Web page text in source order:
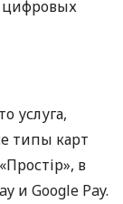
цифровых
услуга,
типы карт
в
и Google Pay.